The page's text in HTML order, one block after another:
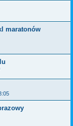
maratonów